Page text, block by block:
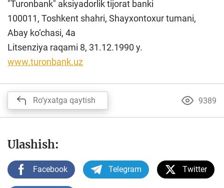
"Turonbank" aksiyadorlik tijorat banki
100011, Toshkent shahri, Shayxontoxur tumani,
Abay ko‘chasi, 4a
Litsenziya raqami 8, 31.12.1990 y.
www.turonbank.uz
Ro‘yxatga qaytish 9389
Ulashish:
Facebook Telegram Twitter